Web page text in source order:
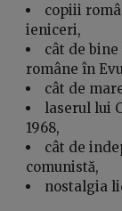
copiii
ieniceri,
cât de
române în
cât de
laserul lui
1968,
cât de
comunistă,
nostalgia